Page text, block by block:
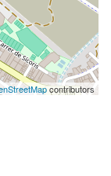
contributors